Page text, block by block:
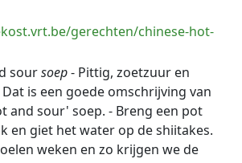
gerechten/chinese-hot-
soursoep- Pittig, zoetzuur en
is een goede omschrijving van
and sour' soep. - Breng een pot
en giet het water op de shiitakes.
weken en zo krijgen we de